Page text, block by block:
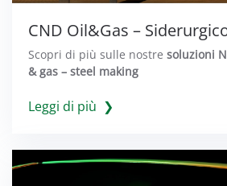
CND Oil&Gas –
Scopri di più sulle nostre soluzioni
& gas – steel making
Leggi di più ❯